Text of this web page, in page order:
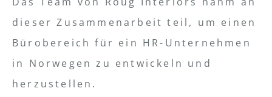
dieser Zusammenarbeit teil, um einen
Bürobereich für ein HR-Unternehmen
in Norwegen zu entwickeln und
herzustellen.